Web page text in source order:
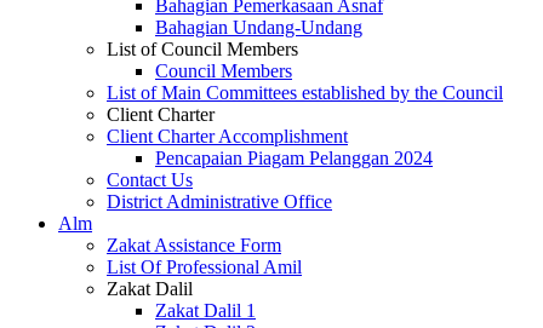
Bahagian Pemerkasaan Asnaf
Bahagian Undang-Undang
List of Council Members
Council Members
List of Main Committees established by the Council
Client Charter
Client Charter Accomplishment
Pencapaian Piagam Pelanggan 2024
Contact Us
District Administrative Office
Alm
Zakat Assistance Form
List Of Professional Amil
Zakat Dalil
Zakat Dalil 1